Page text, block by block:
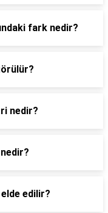
fark nedir?
nedir?
elde edilir?